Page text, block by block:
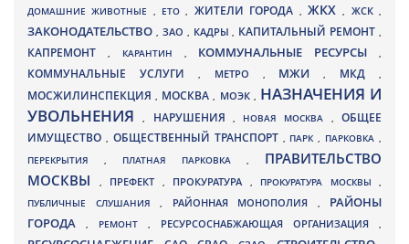
ДОМАШНИЕ ЖИВОТНЫЕ , ЕТО, ЖИТЕЛИ ГОРОДА , ЖКХ, ЖСК,
ЗАКОНОДАТЕЛЬСТВО , ЗАО , КАДРЫ, КАПИТАЛЬНЫЙ РЕМОНТ ,
КАПРЕМОНТ , КАРАНТИН , КОММУНАЛЬНЫЕ РЕСУРСЫ,
КОММУНАЛЬНЫЕ УСЛУГИ , МЕТРО , МЖИ, МКД ,
МОСЖИЛИНСПЕКЦИЯ, МОСКВА , МОЭК , НАЗНАЧЕНИЯ И
УВОЛЬНЕНИЯ, НАРУШЕНИЯ , НОВАЯ МОСКВА ,ОБЩЕЕ
ИМУЩЕСТВО , ОБЩЕСТВЕННЫЙ ТРАНСПОРТ , ПАРК, ПАРКОВКА ,
ПЕРЕКРЫТИЯ , ПЛАТНАЯ ПАРКОВКА , ПРАВИТЕЛЬСТВО
МОСКВЫ
, ПРЕФЕКТ , ПРОКУРАТУРА , ПРОКУРАТУРА МОСКВЫ ,
ПУБЛИЧНЫЕ СЛУШАНИЯ , РАЙОННАЯ МОНОПОЛИЯ , РАЙОНЫ
ГОРОДА
, РЕМОНТ , РЕСУРСОСНАБЖАЮЩАЯ ОРГАНИЗАЦИЯ ,